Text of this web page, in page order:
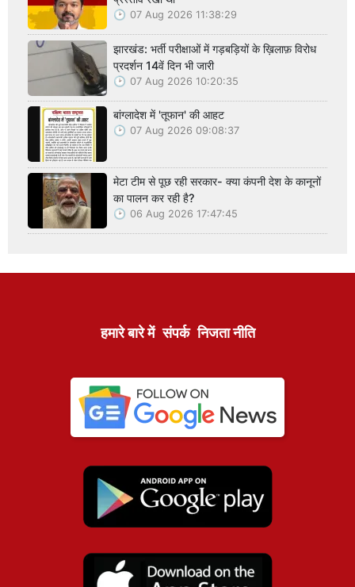
07 Aug 2026 11:38:29
झारखंड: भर्ती परीक्षाओं में गड़बड़ियों के ख़िलाफ़ विरोध
प्रदर्शन 14वें दिन भी जारी
07 Aug 2026 10:20:35
बांग्लादेश में 'तूफान' की आहट
07 Aug 2026 09:08:37
मेटा टीम से पूछ रही सरकार- क्या कंपनी देश के कानूनों
का पालन कर रही है?
06 Aug 2026 17:47:45
हमारे बारे में संपर्क निजता नीति